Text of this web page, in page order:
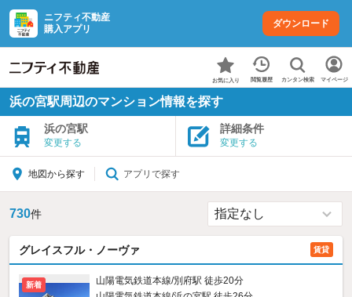
ニフティ不動産
購入アプリ
ダウンロード
お気に入り 閲覧履歴 カンタン検索 マイページ
浜の宮駅周辺のマンション情報を探す
浜の宮駅
変更する
詳細条件
変更する
地図から探す アプリで探す
730件
グレイスフル・ノーヴァ 賃貸
新着
山陽電気鉄道本線/別府駅 徒歩20分